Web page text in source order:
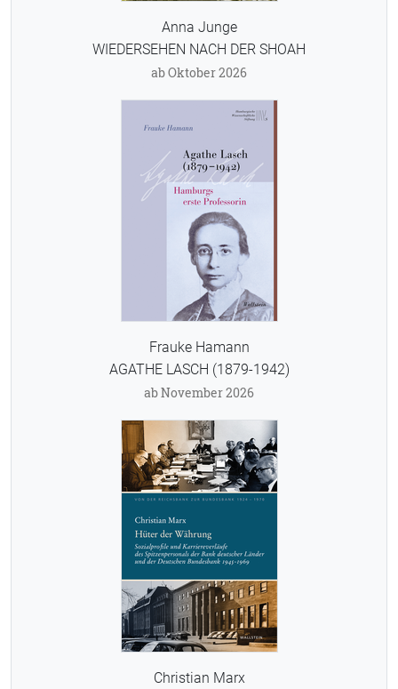
Anna Junge
WIEDERSEHEN NACH DER SHOAH
ab Oktober 2026
Frauke Hamann
AGATHE LASCH (1879-1942)
ab November 2026
Christian Marx